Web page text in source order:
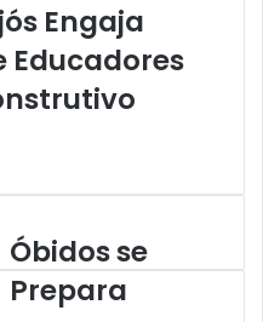
Engaja
Educadores
Ó
b
Óbidos se
Prepara